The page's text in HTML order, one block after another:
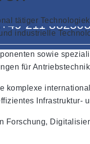
+49 211
tätiger
industrielle
sowie
für
komplexe
Infrastruktur-
Forschung,